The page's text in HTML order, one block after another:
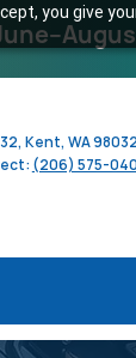
you give
Kent, WA 98032
(206) 575-